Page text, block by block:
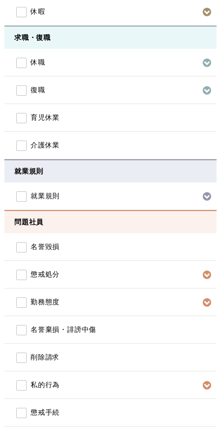
休暇
求職・復職
休職
復職
育児休業
介護休業
就業規則
就業規則
問題社員
名誉毀損
懲戒処分
勤務態度
名誉棄損・誹謗中傷
削除請求
私的行為
懲戒手続